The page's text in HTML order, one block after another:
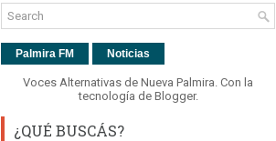
Palmira FM Noticias
Voces Alternativas de Nueva Palmira. Con la
tecnología de Blogger.
¿QUÉ BUSCÁS?